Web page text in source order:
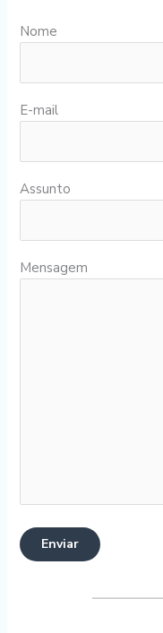
Nome
E-mail
Assunto
Mensagem